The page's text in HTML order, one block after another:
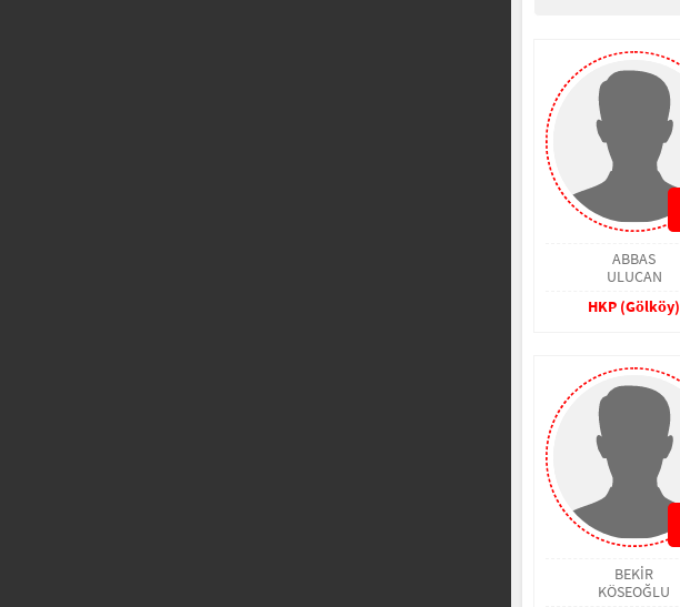
ABBAS
ULUCAN
HKP (Gölköy)
BEKİR
KÖSEOĞLU